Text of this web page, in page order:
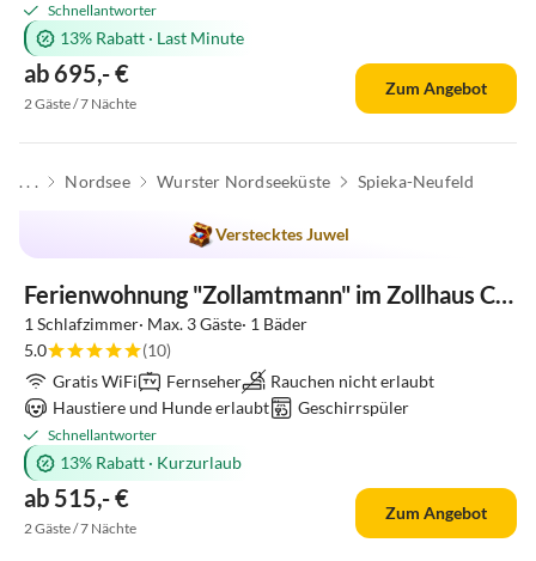
Schnellantworter
13% Rabatt · Last Minute
ab 695,- €
2 Gäste / 7 Nächte
Zum Angebot
. . . Nordsee Wurster Nordseeküste Spieka-Neufeld
Verstecktes Juwel
Ferienwohnung "Zollamtmann" im Zollhaus Cuxland
1 Schlafzimmer· Max. 3 Gäste· 1 Bäder
5.0
(10)
Gratis WiFi
Fernseher
Rauchen nicht erlaubt
Haustiere und Hunde erlaubt
Geschirrspüler
Schnellantworter
13% Rabatt · Kurzurlaub
ab 515,- €
2 Gäste / 7 Nächte
Zum Angebot